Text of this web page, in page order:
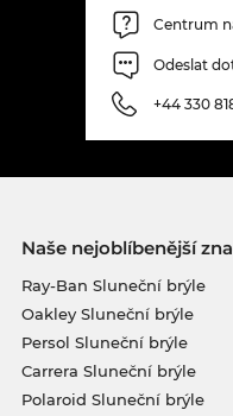
Centrum
Odeslat
+44 330
Naše nejoblíbenější
Ray-Ban Sluneční brýle
Oakley Sluneční brýle
Persol Sluneční brýle
Carrera Sluneční brýle
Polaroid Sluneční brýle